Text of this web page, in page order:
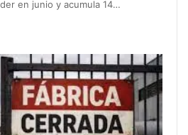
en junio y acumula 14…